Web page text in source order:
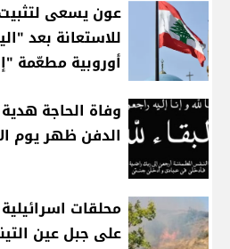
عون يسعى
للاستعانة بعد
أوروبية مطعّمة
وفاة الحاجة
الدفن ظهر يوم الاحد 9
محلقات
على جبل عين